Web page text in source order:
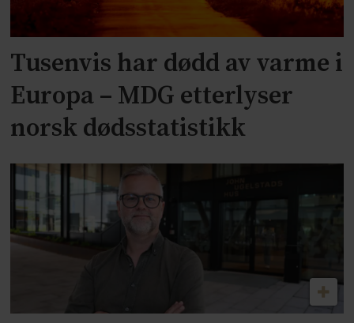
Tusenvis har dødd av varme i
Europa – MDG etterlyser
norsk dødsstatistikk